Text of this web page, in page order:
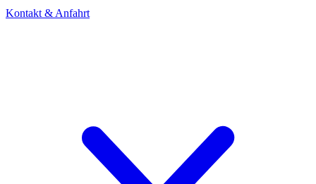
Kontakt & Anfahrt